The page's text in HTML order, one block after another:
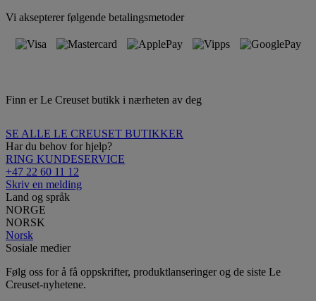
Vi aksepterer følgende betalingsmetoder
Finn er Le Creuset butikk i nærheten av deg
SE ALLE LE CREUSET BUTIKKER
Har du behov for hjelp?
RING KUNDESERVICE
+47 22 60 11 12
Skriv en melding
Land og språk
NORGE
NORSK
Norsk
Sosiale medier
Følg oss for å få oppskrifter, produktlanseringer og de siste Le
Creuset-nyhetene.